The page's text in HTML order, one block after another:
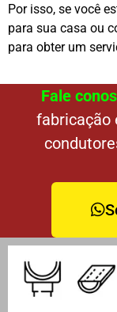
Por isso, se você
para sua casa ou
para obter um
Fale
fabricação